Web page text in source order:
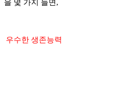
을 몇 가지 들면,
우수한 생존능력